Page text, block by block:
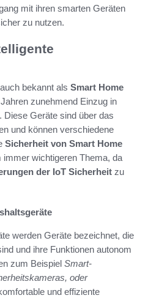
mit ihren smarten Geräten
zu nutzen.
bekannt als Smart Home
zunehmend Einzug in
Diese Geräte sind über das
und können verschiedene
Sicherheit von Smart Home
immer wichtigeren Thema, da
der IoT Sicherheit zu
werden Geräte bezeichnet, die
und ihre Funktionen autonom
zum Beispiel Smart-
oder
und effiziente